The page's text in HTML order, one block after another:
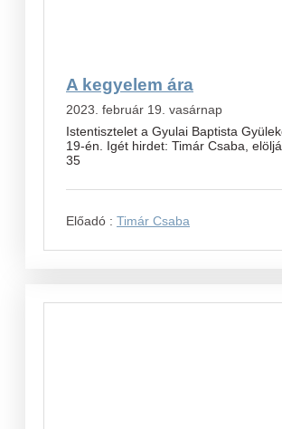
A kegyelem ára
2023. február 19. vasárnap
Istentisztelet a Gyulai Baptista
19-én. Igét hirdet: Timár Csaba,
35
Előadó : Timár Csaba